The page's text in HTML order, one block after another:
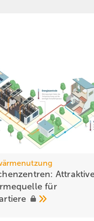
für